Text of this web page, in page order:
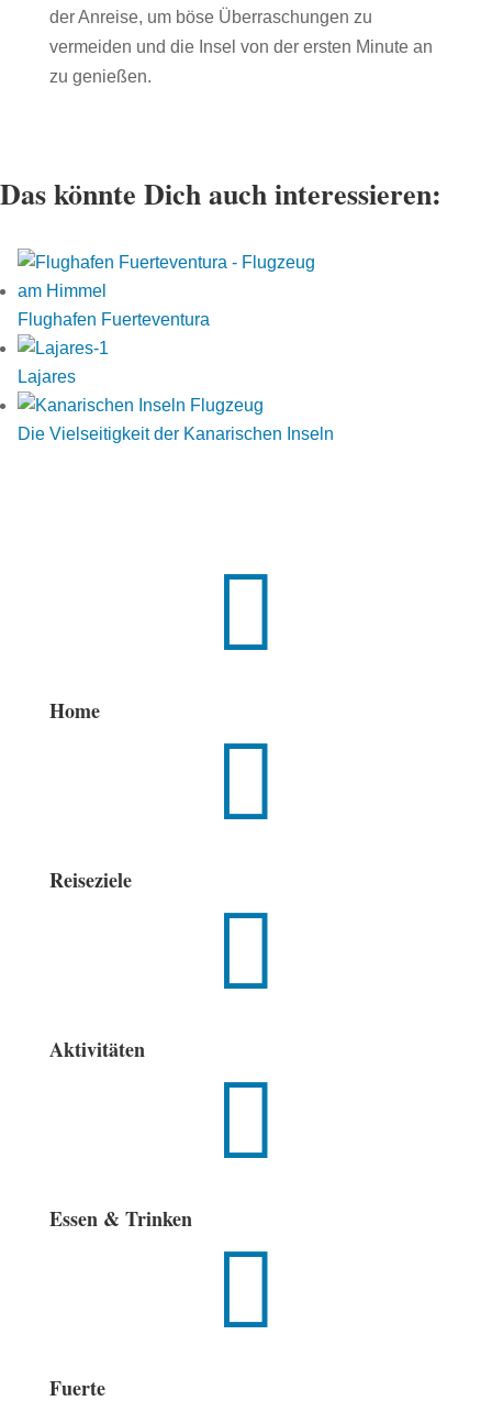
der Anreise, um böse Überraschungen zu
vermeiden und die Insel von der ersten Minute an
zu genießen.
Das könnte Dich auch interessieren:
Flughafen Fuerteventura
Lajares
Die Vielseitigkeit der Kanarischen Inseln

Home

Reiseziele

Aktivitäten

Essen & Trinken

Fuerte